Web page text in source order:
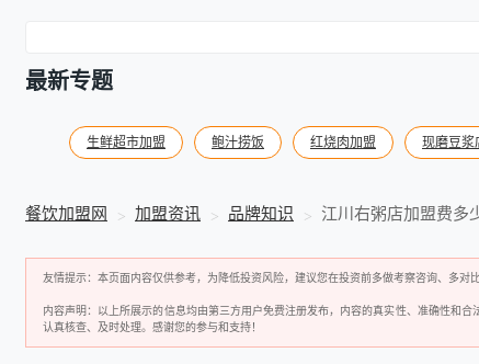
最新专题
生鲜超市加盟 鲍汁捞饭 红烧肉加盟 现磨豆浆
餐饮加盟网 加盟资讯 品牌知识 江川右粥店加盟费多
友情提示：本页面内容仅供参考，为降低投资风险，建议您在投资前多做考察咨询、多对比
内容声明：以上所展示的信息均由第三方用户免费注册发布，内容的真实性、准确性和
认真核查、及时处理。感谢您的参与和支持！